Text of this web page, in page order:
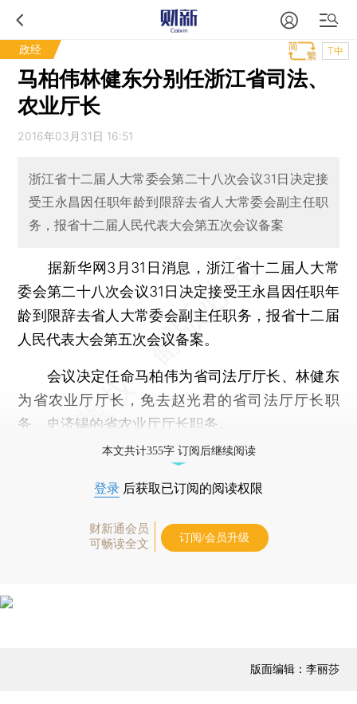
政经 T中
马柏伟林健东分别任浙江省司法、
农业厅长
2016年03月31日 16:51
浙江省十二届人大常委会第二十八次会议31日决定接
受王永昌因任职年龄到限辞去省人大常委会副主任职
务，报省十二届人民代表大会第五次会议备案
据新华网3月31日消息，浙江省十二届人大常
委会第二十八次会议31日决定接受王永昌因任职年
龄到限辞去省人大常委会副主任职务，报省十二届
人民代表大会第五次会议备案。
会议决定任命马柏伟为省司法厅厅长、林健东
为省农业厅厅长，免去赵光君的省司法厅厅长职
务、史济锡的省农业厅厅长职务。
本文共计355字 订阅后继续阅读
登录 后获取已订阅的阅读权限
财新通会员
可畅读全文
订阅/会员升级
版面编辑：李丽莎